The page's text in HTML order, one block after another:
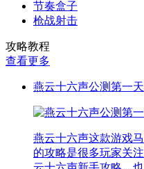
节奏盒子
枪战射击
攻略教程
查看更多
燕云十六声公测第一
燕云十六声这款游戏
的攻略是很多玩家关